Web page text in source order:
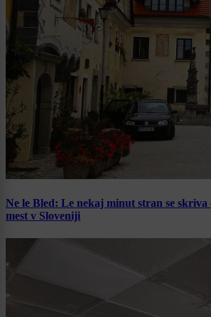
Ne le Bled: Le nekaj minut stran se
mest v Sloveniji